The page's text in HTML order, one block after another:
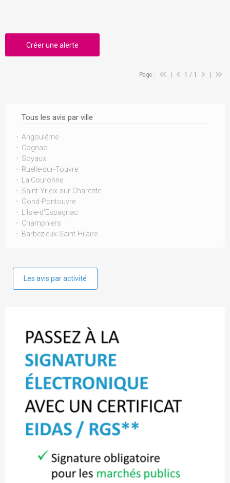
Tous les avis par ville
Angoulême
Cognac
Soyaux
Ruelle-sur-Touvre
La Couronne
Saint-Yrieix-sur-Charente
Gond-Pontouvre
L'Isle-d'Espagnac
Champniers
Barbezieux-Saint-Hilaire
Les avis par activité
Créer une alerte
Page : 1 / 1